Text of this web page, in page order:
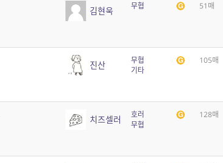
김현욱 무협 51매
진산
무협
기타
105매
치즈셀러
호러
무협
128매